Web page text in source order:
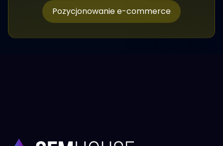
Pozycjonowanie e-commerce